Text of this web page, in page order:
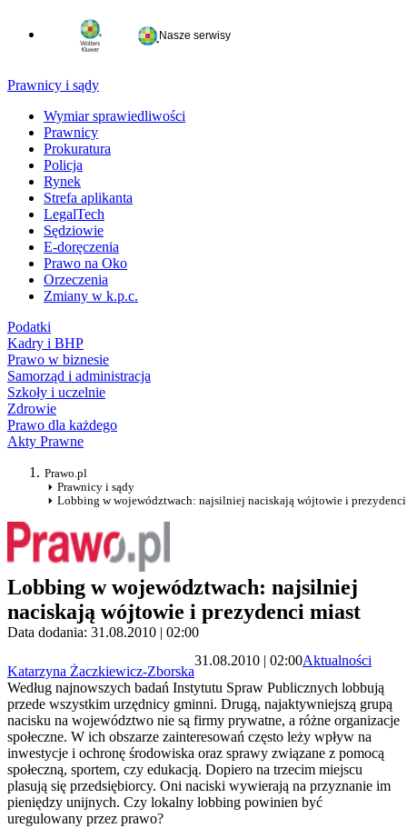
Nasze serwisy
Prawnicy i sądy
Wymiar sprawiedliwości
Prawnicy
Prokuratura
Policja
Rynek
Strefa aplikanta
LegalTech
Sędziowie
E-doręczenia
Prawo na Oko
Orzeczenia
Zmiany w k.p.c.
Podatki
Kadry i BHP
Prawo w biznesie
Samorząd i administracja
Szkoły i uczelnie
Zdrowie
Prawo dla każdego
Akty Prawne
Prawo.pl
Prawnicy i sądy
Lobbing w województwach: najsilniej naciskają wójtowie i
Lobbing w województwach: najsilniej
naciskają wójtowie i prezydenci miast
Data dodania: 31.08.2010 | 02:00
Katarzyna Żaczkiewicz-Zborska
31.08.2010 | 02:00Aktualności
Według najnowszych badań Instytutu Spraw Publicznych lobbują
przede wszystkim urzędnicy gminni. Drugą, najaktywniejszą grupą
nacisku na województwo nie są firmy prywatne, a różne organizacje
społeczne. W ich obszarze zainteresowań często leży wpływ na
inwestycje i ochronę środowiska oraz sprawy związane z pomocą
społeczną, sportem, czy edukacją. Dopiero na trzecim miejscu
plasują się przedsiębiorcy. Oni naciski wywierają na przyznanie im
pieniędzy unijnych. Czy lokalny lobbing powinien być
uregulowany przez prawo?